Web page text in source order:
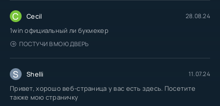
C Cecil 28.08.24
1win официальный ли букмекер
ПОСТУЧИ В МОЮ ДВЕРЬ
S Shelli 11.07.24
Привет, хорошо веб-страница у вас есть здесь. Посетите
также мою страничку